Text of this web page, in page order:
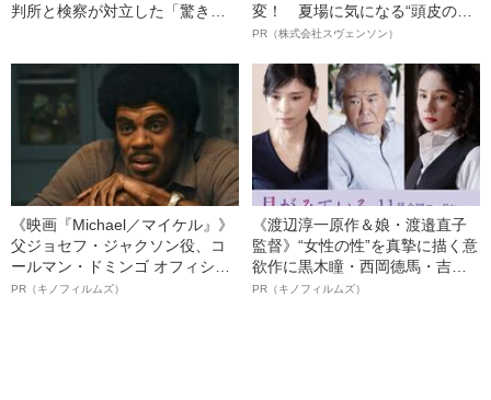
判所と検察が対立した「驚きの
変！ 夏場に気になる“頭皮のニ
オイ”や“ベタつき”を解消す
ト”が生み出した徹底ケアとは
PR（株式会社スヴェンソン）
《映画『Michael／マイケル』》
父ジョセフ・ジャクソン役、コ
ールマン・ドミンゴ オフィシャ
ルインタビュー“観客を魅了した
PR（キノフィルムズ）
《渡辺淳一原作＆娘・渡邉直子
監督》“女性の性”を真摯に描く意
欲作に黒木瞳・西岡德馬・吉田
羊が出演決定！《映画『月がみ
PR（キノフィルムズ）